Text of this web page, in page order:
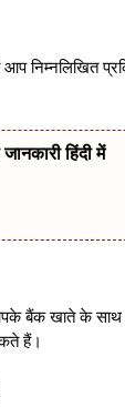
आप
हिंदी में
बैंक खाते के साथ
हैं।